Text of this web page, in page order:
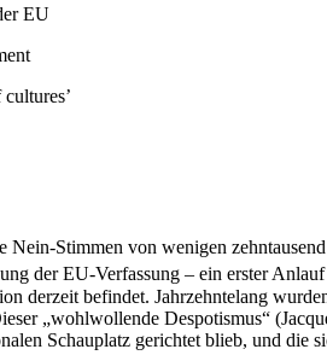
EU
Nein-Stimmen von wenigen
der EU-Verfassung – ein erster
derzeit befindet. Jahrzehntelang
„wohlwollende Despotismus“
Schauplatz gerichtet blieb, und die